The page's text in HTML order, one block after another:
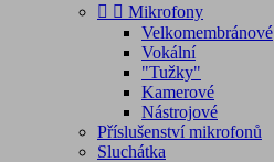
  Mikrofony
Velkomembránové
Vokální
"Tužky"
Kamerové
Nástrojové
Příslušenství mikrofonů
Sluchátka